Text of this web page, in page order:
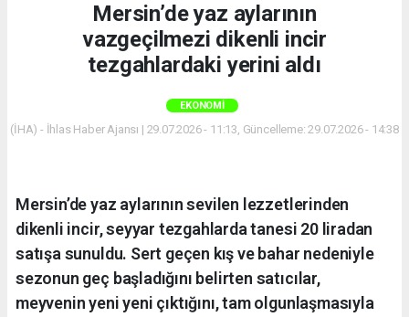
Mersin’de yaz aylarının
vazgeçilmezi dikenli incir
tezgahlardaki yerini aldı
EKONOMI
(İHA) - İhlas Haber Ajansı | 29.07.2026 - 11:13, Güncelleme: 29.07.2026 - 14:38
Mersin’de yaz aylarının sevilen lezzetlerinden
dikenli incir, seyyar tezgahlarda tanesi 20 liradan
satışa sunuldu. Sert geçen kış ve bahar nedeniyle
sezonun geç başladığını belirten satıcılar,
meyvenin yeni yeni çıktığını, tam olgunlaşmasıyla